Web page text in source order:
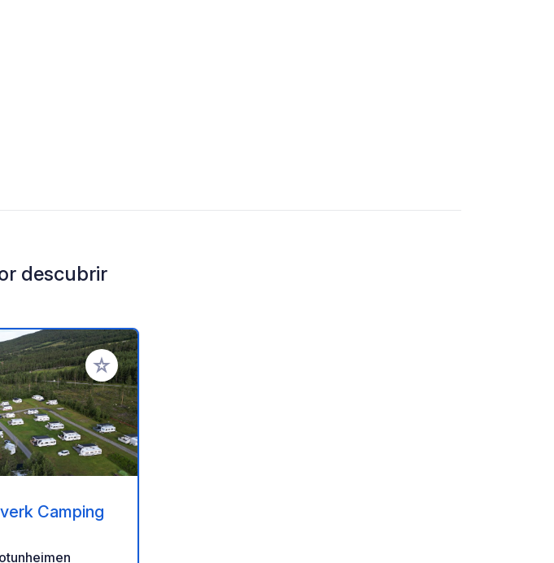
descubrir
Añadir a tus favoritos
Camping